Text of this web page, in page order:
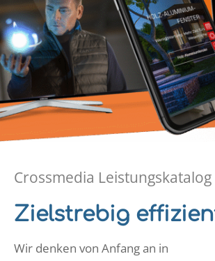
Crossmedia Leistungskatalog
Zielstrebig
Wir denken von Anfang an in